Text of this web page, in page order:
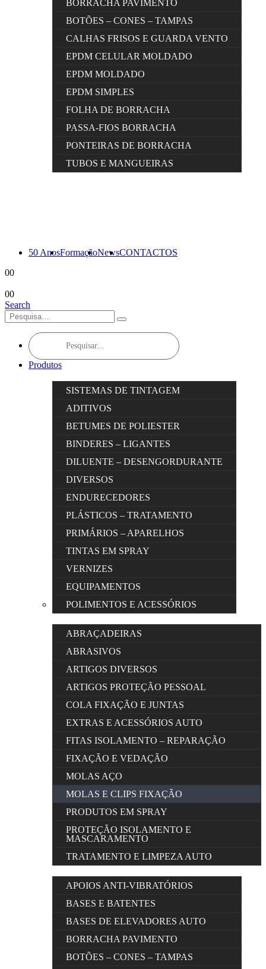
BORRACHA PAVIMENTO
BOTÕES – CONES – TAMPAS
CALHAS FRISOS E GUARDA VENTO
EPDM CELULAR MOLDADO
EPDM MOLDADO
EPDM SIMPLES
FOLHA DE BORRACHA
PASSA-FIOS BORRACHA
PONTEIRAS DE BORRACHA
TUBOS E MANGUEIRAS
50 AnosFormaçãoNewsCONTACTOS
00
00
Search
Products
search
Produtos
SISTEMAS DE TINTAGEM
ADITIVOS
BETUMES DE POLIESTER
BINDERES – LIGANTES
DILUENTE – DESENGORDURANTE
DIVERSOS
ENDURECEDORES
PLÁSTICOS – TRATAMENTO
PRIMÁRIOS – APARELHOS
TINTAS EM SPRAY
VERNIZES
EQUIPAMENTOS
POLIMENTOS E ACESSÓRIOS
ABRAÇADEIRAS
ABRASIVOS
ARTIGOS DIVERSOS
ARTIGOS PROTEÇÃO PESSOAL
COLA FIXAÇÃO E JUNTAS
EXTRAS E ACESSÓRIOS AUTO
FITAS ISOLAMENTO – REPARAÇÃO
FIXAÇÃO E VEDAÇÃO
MOLAS AÇO
MOLAS E CLIPS FIXAÇÃO
PRODUTOS EM SPRAY
PROTEÇÃO ISOLAMENTO E
MASCARAMENTO
TRATAMENTO E LIMPEZA AUTO
APOIOS ANTI-VIBRATÓRIOS
BASES E BATENTES
BASES DE ELEVADORES AUTO
BORRACHA PAVIMENTO
BOTÕES – CONES – TAMPAS